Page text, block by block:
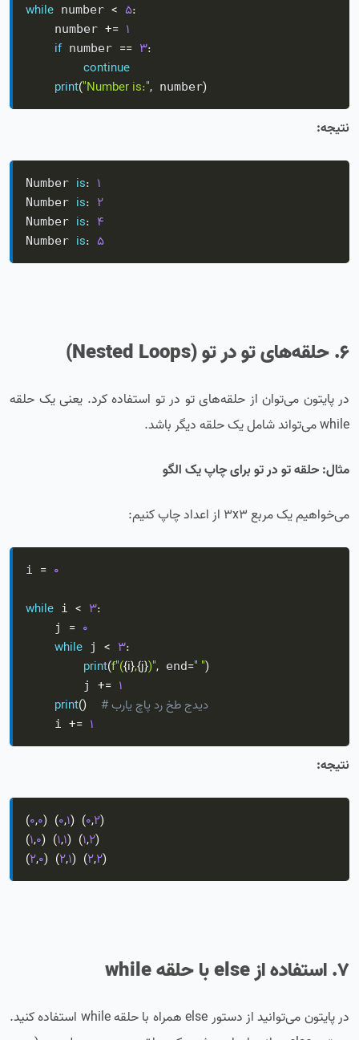
while number < 5:
    number
+= 1
if number == 3:
continue
print("Number is:", number)
نتیجه:
Number is: 1
Number is: 2
Number is: 4
Number is: 5
6. حلقه‌های تو در تو (Nested Loops)
در پایتون می‌توان از حلقه‌های تو در تو استفاده کرد. یعنی یک حلقه
while می‌تواند شامل یک حلقه دیگر باشد.
مثال: حلقه تو در تو برای چاپ یک الگو
می‌خواهیم یک مربع 3x3 از اعداد چاپ کنیم:
i = 0
while i < 3:
    j
= 0
while j < 3:
print(f"({i},{j})", end=" ")
        j
+= 1
print() # برای چاپ در خط جدید
    i
+= 1
نتیجه:
(0,0) (0,1) (0,2)
(1,0) (1,1) (1,2)
(2,0) (2,1) (2,2)
7. استفاده از else با حلقه while
در پایتون می‌توانید از دستور else همراه با حلقه while استفاده کنید.